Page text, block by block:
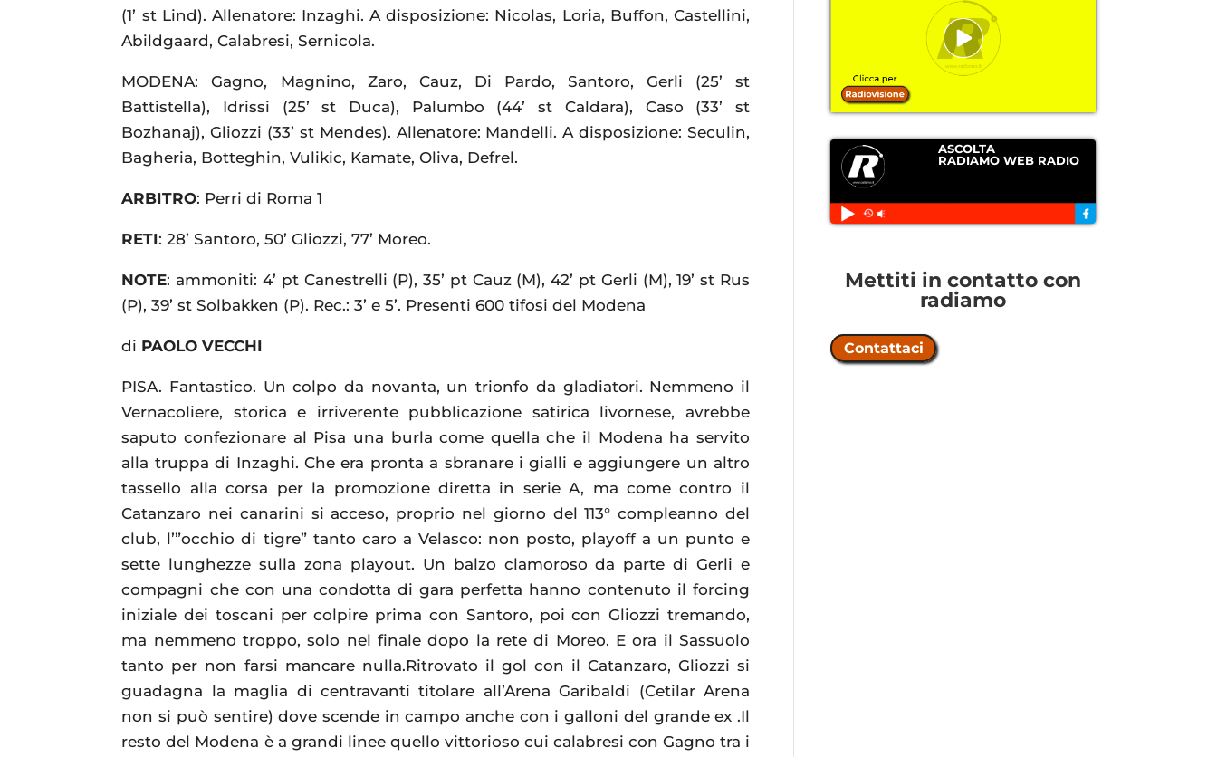
(1’ st Lind). Allenatore: Inzaghi. A disposizione: Nicolas, Loria, Buﬀon, Castellini,
Abildgaard, Calabresi, Sernicola.
MODENA: Gagno, Magnino, Zaro, Cauz, Di Pardo, Santoro, Gerli (25’ st
Battistella), Idrissi (25’ st Duca), Palumbo (44’ st Caldara), Caso (33’ st
Bozhanaj), Gliozzi (33’ st Mendes). Allenatore: Mandelli. A disposizione: Seculin,
Bagheria, Botteghin, Vulikic, Kamate, Oliva, Defrel.
ARBITRO: Perri di Roma 1
RETI: 28’ Santoro, 50’ Gliozzi, 77’ Moreo.
NOTE: ammoniti: 4’ pt Canestrelli (P), 35’ pt Cauz (M), 42’ pt Gerli (M), 19’ st Rus
(P), 39’ st Solbakken (P). Rec.: 3’ e 5’. Presenti 600 tifosi del Modena
di PAOLO VECCHI
PISA. Fantastico. Un colpo da novanta, un trionfo da gladiatori. Nemmeno il
Vernacoliere, storica e irriverente pubblicazione satirica livornese, avrebbe
saputo confezionare al Pisa una burla come quella che il Modena ha servito
alla truppa di Inzaghi. Che era pronta a sbranare i gialli e aggiungere un altro
tassello alla corsa per la promozione diretta in serie A, ma come contro il
Catanzaro nei canarini si acceso, proprio nel giorno del 113° compleanno del
club, l’”occhio di tigre” tanto caro a Velasco: non posto, playoﬀ a un punto e
sette lunghezze sulla zona playout. Un balzo clamoroso da parte di Gerli e
compagni che con una condotta di gara perfetta hanno contenuto il forcing
iniziale dei toscani per colpire prima con Santoro, poi con Gliozzi tremando,
ma nemmeno troppo, solo nel finale dopo la rete di Moreo. E ora il Sassuolo
tanto per non farsi mancare nulla.Ritrovato il gol con il Catanzaro, Gliozzi si
guadagna la maglia di centravanti titolare all’Arena Garibaldi (Cetilar Arena
non si può sentire) dove scende in campo anche con i galloni del grande ex .Il
resto del Modena è a grandi linee quello vittorioso cui calabresi con Gagno tra i
ASCOLTA
RADIAMO WEB RADIO
Mettiti in contatto con
radiamo
Contattaci